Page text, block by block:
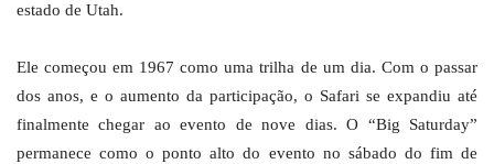
estado de Utah.
Ele começou em 1967 como uma trilha de um dia. Com o passar
dos anos, e o aumento da participação, o Safari se expandiu até
finalmente chegar ao evento de nove dias. O “Big Saturday”
permanece como o ponto alto do evento no sábado do fim de